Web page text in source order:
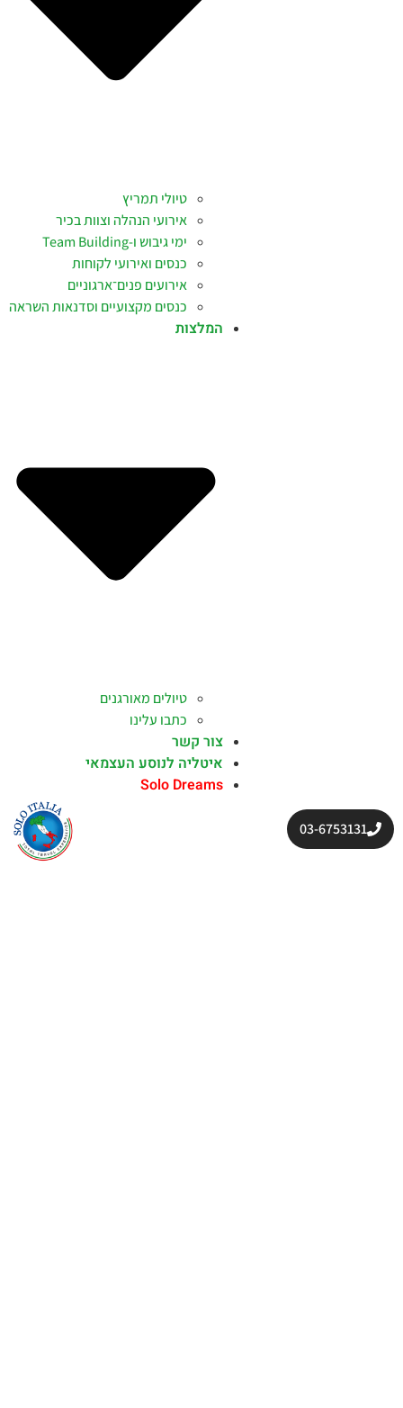
03-6753131
טיולי תמריץ
אירועי הנהלה וצוות בכיר
ימי גיבוש ו-Team Building
כנסים ואירועי לקוחות
אירועים פנים־ארגוניים
כנסים מקצועיים וסדנאות השראה
המלצות
טיולים מאורגנים
כתבו עלינו
צור קשר
איטליה לנוסע העצמאי
Solo Dreams